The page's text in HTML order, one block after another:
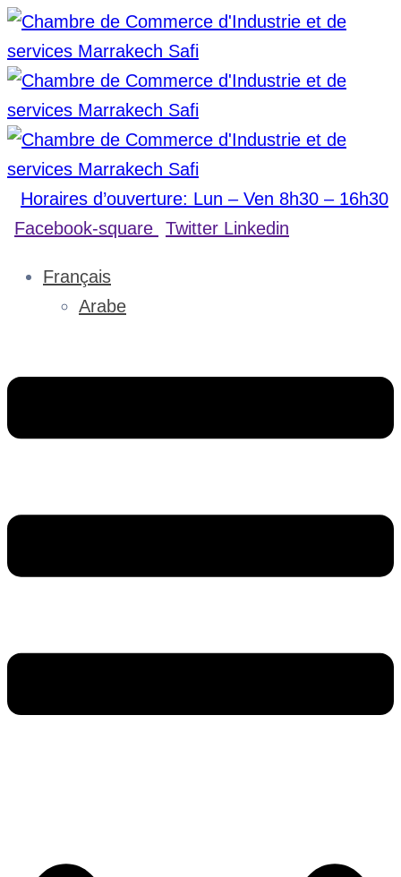
Horaires d’ouverture: Lun – Ven 8h30 – 16h30
Facebook-square
Twitter Linkedin
Français
Arabe